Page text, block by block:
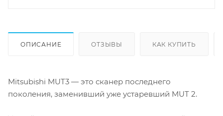
ОПИСАНИЕ ОТЗЫВЫ КАК КУПИТЬ
Mitsubishi MUT3 — это сканер последнего
поколения, заменивший уже устаревший MUT 2.